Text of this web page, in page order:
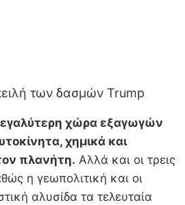
των δασμών Trump
χώρα εξαγωγών
χημικά και
πλανήτη. Αλλά και οι τρεις
η γεωπολιτική και οι
αλυσίδα τα τελευταία